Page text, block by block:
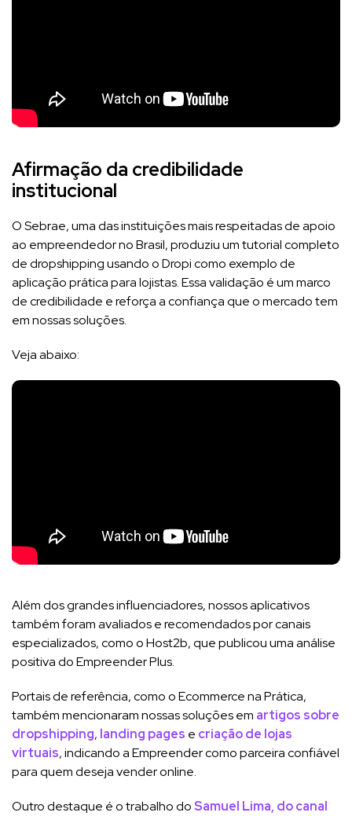
Afirmação da credibilidade
institucional
O Sebrae, uma das instituições mais respeitadas de apoio
ao empreendedor no Brasil, produziu um tutorial completo
de dropshipping usando o Dropi como exemplo de
aplicação prática para lojistas. Essa validação é um marco
de credibilidade e reforça a confiança que o mercado tem
em nossas soluções.
Veja abaixo:
Além dos grandes influenciadores, nossos aplicativos
também foram avaliados e recomendados por canais
especializados, como o Host2b, que publicou uma análise
positiva do Empreender Plus.
Portais de referência, como o Ecommerce na Prática,
também mencionaram nossas soluções em artigos sobre
dropshipping, landing pages e criação de lojas
virtuais, indicando a Empreender como parceira confiável
para quem deseja vender online.
Outro destaque é o trabalho doSamuel Lima, do canal